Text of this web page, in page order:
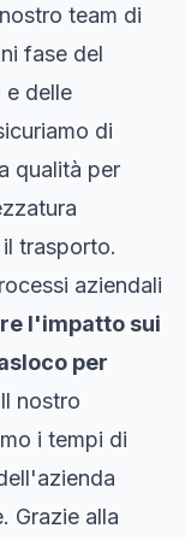
team di
fase del
delle
di
qualità per
trasporto.
aziendali
l'impatto sui
per
nostro
i tempi di
Grazie alla